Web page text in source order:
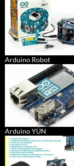
Arduino Robot
Arduino YÚN